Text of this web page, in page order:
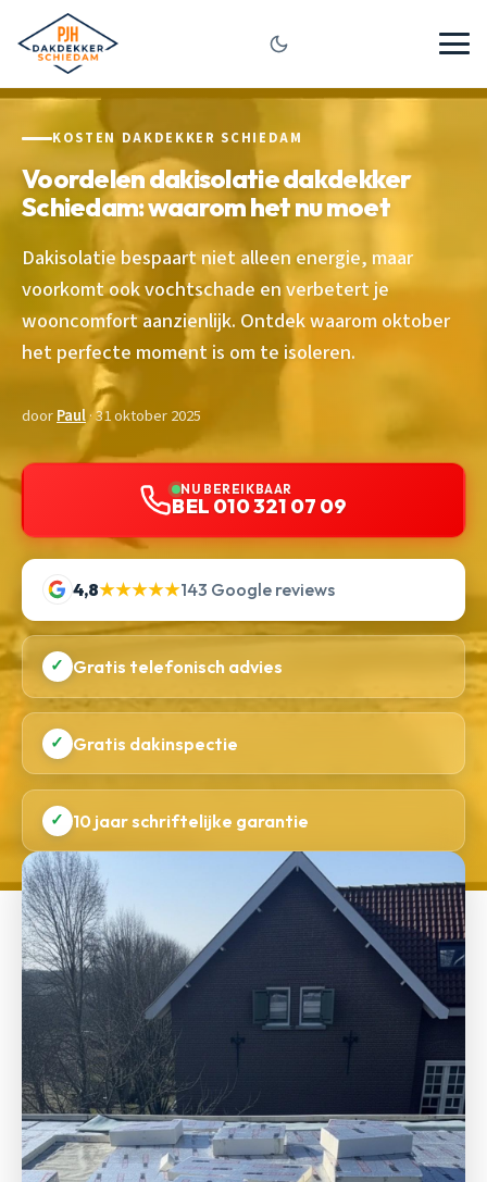
KOSTEN DAKDEKKER SCHIEDAM
Voordelen dakisolatie dakdekker
Schiedam: waarom het nu moet
Dakisolatie bespaart niet alleen energie, maar
voorkomt ook vochtschade en verbetert je
wooncomfort aanzienlijk. Ontdek waarom oktober
het perfecte moment is om te isoleren.
doorPaul· 31 oktober 2025
NU BEREIKBAAR
BEL 010 321 07 09
4,8★★★★★143 Google reviews
✓ Gratis telefonisch advies
✓ Gratis dakinspectie
✓ 10 jaar schriftelijke garantie